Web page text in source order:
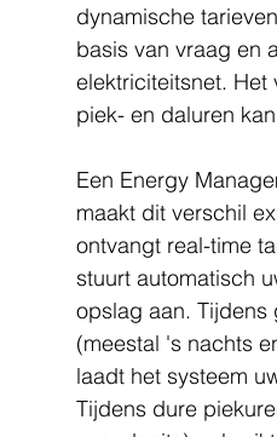
dynamische
basis van vraag en
elektriciteitsnet. Het
piek- en daluren
Een Energy
maakt dit verschil
ontvangt real-time
stuurt automatisch
opslag aan. Tijdens
(meestal 's nachts
laadt het systeem
Tijdens dure